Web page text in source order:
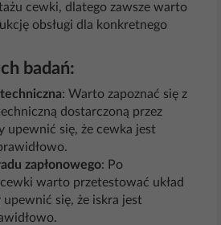
cewki, dlatego zawsze warto
obsługi dla konkretnego
badań:
: Warto zapoznać się z
dostarczoną przez
upewnić się, że cewka jest
zapłonowego: Po
warto przetestować układ
upewnić się, że iskra jest